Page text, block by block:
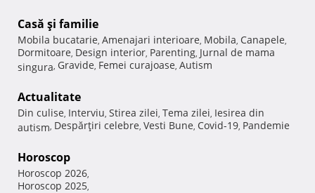
Casă şi familie
Mobila bucatarie, Amenajari interioare, Mobila, Canapele,
Dormitoare, Design interior, Parenting, Jurnal de mama
singura, Gravide, Femei curajoase, Autism
Actualitate
Din culise, Interviu, Stirea zilei, Tema zilei, Iesirea din
autism, Despărţiri celebre, Vesti Bune, Covid-19, Pandemie
Horoscop
Horoscop 2026,
Horoscop 2025,